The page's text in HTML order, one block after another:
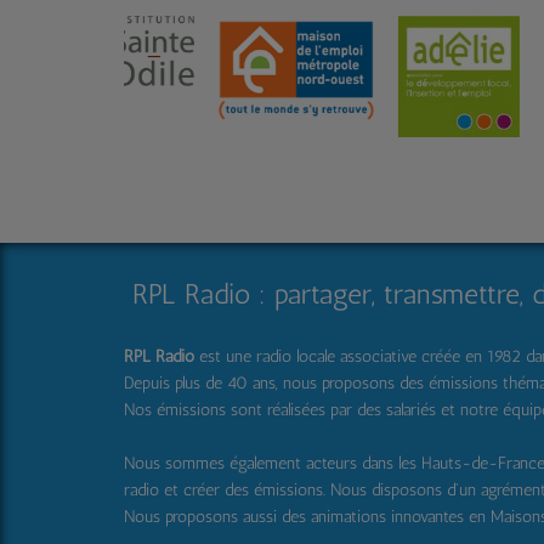
RPL Radio : partager, transmettre,
RPL Radio est une radio locale associative créée en 1982
Depuis plus de 40 ans, nous proposons des émissions
Nos émissions sont réalisées par des salariés et notre
Nous sommes également acteurs dans les Hauts-de-
radio et créer des émissions. Nous disposons d'un
Nous proposons aussi des animations innovantes en